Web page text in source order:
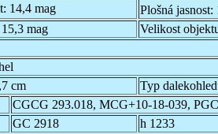
14,4 mag Plošná jasnost:
15,3 mag
Velikost
cm
Typ
CGCG 293.018, MCG+10-18-039,
GC 2918
h 1233